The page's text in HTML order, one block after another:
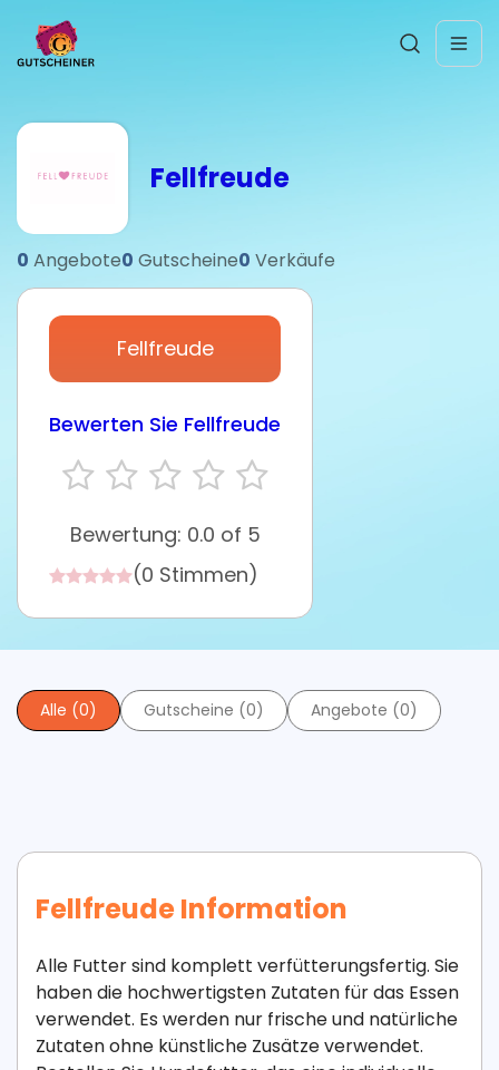
Fellfreude
0 Angebote0 Gutscheine0 Verkäufe
Fellfreude
Bewerten Sie Fellfreude
Bewertung: 0.0 of 5
(0 Stimmen)
Alle (0) Gutscheine (0) Angebote (0)
Fellfreude Information
Alle Futter sind komplett verfütterungsfertig. Sie
haben die hochwertigsten Zutaten für das Essen
verwendet. Es werden nur frische und natürliche
Zutaten ohne künstliche Zusätze verwendet.